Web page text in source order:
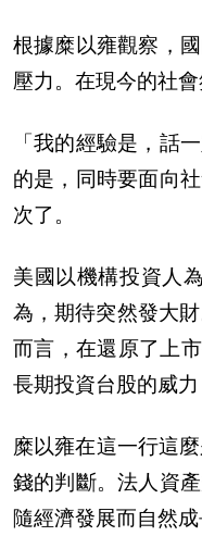
根據糜以雍觀察，國
壓力。在現今的社
「我的經驗是，話
的是，同時要面向
次了。
美國以機構投資人
為，期待突然發大
而言，在還原了上
長期投資台股的威
糜以雍在這一行這
錢的判斷。法人資產
隨經濟發展而自然